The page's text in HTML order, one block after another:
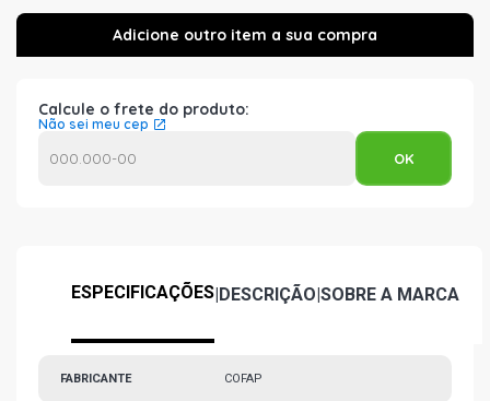
Calcule o frete do produto:
Não sei meu cep
ESPECIFICAÇÕES|DESCRIÇÃO|SOBRE A MARCA
FABRICANTE COFAP